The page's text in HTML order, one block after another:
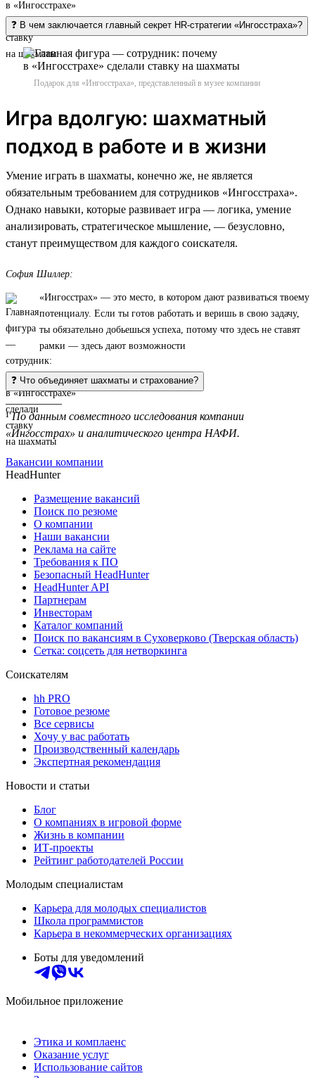
❓ В чем заключается главный секрет HR-стратегии «Ингосстраха»?
Подарок для «Ингосстраха», представленный в музее компании
Игра вдолгую: шахматный
подход в работе и в жизни
Умение играть в шахматы, конечно же, не является
обязательным требованием для сотрудников «Ингосстраха».
Однако навыки, которые развивает игра — логика, умение
анализировать, стратегическое мышление, — безусловно,
станут преимуществом для каждого соискателя.
София Шиллер:
«Ингосстрах» — это место, в котором дают развиваться твоему
потенциалу. Если ты готов работать и веришь в свою задачу,
ты обязательно добьешься успеха, потому что здесь не ставят
рамки — здесь дают возможности
❓ Что объединяет шахматы и страхование?
__________
¹По данным совместного исследования компании
«Ингосстрах» и аналитического центра НАФИ.
Вакансии компании
HeadHunter
Размещение вакансий
Поиск по резюме
О компании
Наши вакансии
Реклама на сайте
Требования к ПО
Безопасный HeadHunter
HeadHunter API
Партнерам
Инвесторам
Каталог компаний
Поиск по вакансиям в Суховерково (Тверская область)
Сетка: соцсеть для нетворкинга
Соискателям
hh PRO
Готовое резюме
Все сервисы
Хочу у вас работать
Производственный календарь
Экспертная рекомендация
Новости и статьи
Блог
О компаниях в игровой форме
Жизнь в компании
ИТ-проекты
Рейтинг работодателей России
Молодым специалистам
Карьера для молодых специалистов
Школа программистов
Карьера в некоммерческих организациях
Боты для уведомлений
Мобильное приложение
Этика и комплаенс
Оказание услуг
Использование сайтов